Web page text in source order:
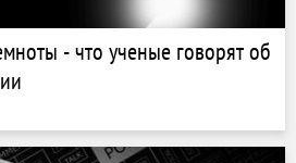
- что ученые говорят об